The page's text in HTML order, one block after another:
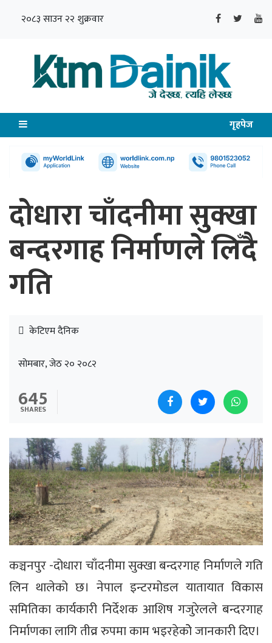
२०८३ साउन २२ शुक्रवार
गृहपेज
दोधारा चाँदनीमा सुक्खा
बन्दरगाह निर्माणले लिँदै
गति
केटिएम दैनिक
सोमबार, जेठ २० २०८२
645
SHARES
कञ्चनपुर -दोधारा चाँदनीमा सुक्खा बन्दरगाह निर्माणले गति
लिन थालेको छ। नेपाल इन्टरमोडल यातायात विकास
समितिका कार्यकारी निर्देशक आशिष गजुरेलले बन्दरगाह
निर्माणका लागि तीव्र रुपमा काम भइरहेकोे जानकारी दिए।